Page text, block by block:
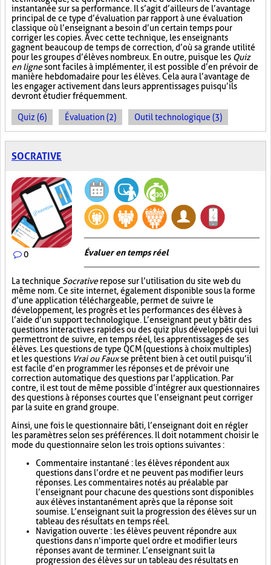
instantanée sur sa performance. Il s’agit d’ailleurs de l’avantage
principal de ce type d’évaluation par rapport à une évaluation
classique où l’enseignant a besoin d’un certain temps pour
corriger les copies. Avec cette technique, les enseignants
gagnent beaucoup de temps de correction, d’où sa grande utilité
pour les groupes d’élèves nombreux. En outre, puisque les Quiz
en lignesont faciles à implémenter, il est possible d’en prévoir de
manière hebdomadaire pour les élèves. Cela aura l’avantage de
les engager activement dans leurs apprentissages puisqu’ils
devront étudier fréquemment.
Quiz (6) Évaluation (2) Outil technologique (3)
SOCRATIVE
0 Évaluer en temps réel
La technique Socrativerepose sur l’utilisation du site web du
même nom. Ce site internet, également disponible sous la forme
d’une application téléchargeable, permet de suivre le
développement, les progrès et les performances des élèves à
l’aide d’un support technologique. L’enseignant peut y bâtir des
questions interactives rapides ou des quiz plus développés qui lui
permettront de suivre, en temps réel, les apprentissages de ses
élèves. Les questions de type QCM (questions à choix multiples)
et les questions Vrai ou Fauxse prêtent bien à cet outil puisqu’il
est facile d’en programmer les réponses et de prévoir une
correction automatique des questions par l’application. Par
contre, il est tout de même possible d’intégrer aux questionnaires
des questions à réponses courtes que l’enseignant peut corriger
par la suite en grand groupe.
Ainsi, une fois le questionnaire bâti, l’enseignant doit en régler
les paramètres selon ses préférences. Il doit notamment choisir le
mode du questionnaire selon les trois options suivantes :
Commentaire instantané : les élèves répondent aux
questions dans l’ordre et ne peuvent pas modifier leurs
réponses. Les commentaires notés au préalable par
l’enseignant pour chacune des questions sont disponibles
aux élèves instantanément après que la réponse soit
soumise. L’enseignant suit la progression des élèves sur un
tableau des résultats en temps réel.
Navigation ouverte : les élèves peuvent répondre aux
questions dans n’importe quel ordre et modifier leurs
réponses avant de terminer. L’enseignant suit la
progression des élèves sur un tableau des résultats en